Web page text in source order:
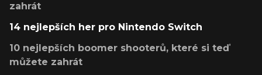
zahrát
14 nejlepších her pro Nintendo Switch
10 nejlepších boomer shooterů, které si teď
můžete zahrát